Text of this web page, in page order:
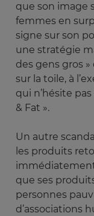
que son image
femmes en
signe sur son
une stratégie
des gens gros
sur la toile, à
qui n’hésite
& Fat ».
Un autre
les produits
que ses
personnes
d’associations